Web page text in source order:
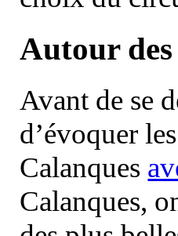
Autour
Avant de se
d’évoquer
Calanques
Calanques,